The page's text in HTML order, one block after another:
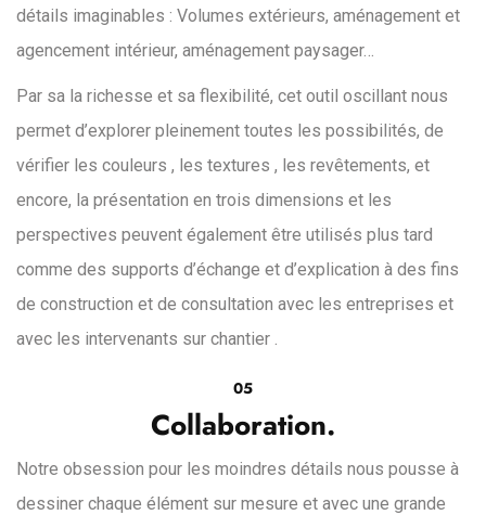
détails imaginables : Volumes extérieurs, aménagement et
agencement intérieur, aménagement paysager…
Par sa la richesse et sa flexibilité, cet outil oscillant nous
permet d’explorer pleinement toutes les possibilités, de
vérifier les couleurs , les textures , les revêtements, et
encore, la présentation en trois dimensions et les
perspectives peuvent également être utilisés plus tard
comme des supports d’échange et d’explication à des fins
de construction et de consultation avec les entreprises et
avec les intervenants sur chantier .
05
Collaboration.
Notre obsession pour les moindres détails nous pousse à
dessiner chaque élément sur mesure et avec une grande